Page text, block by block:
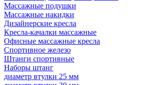
Массажные подушки
Массажные накидки
Дизайнерские кресла
Кресла-качалки массажные
Офисные массажные кресла
Спортивное железо
Штанги спортивные
Наборы штанг
диаметр втулки 25 мм